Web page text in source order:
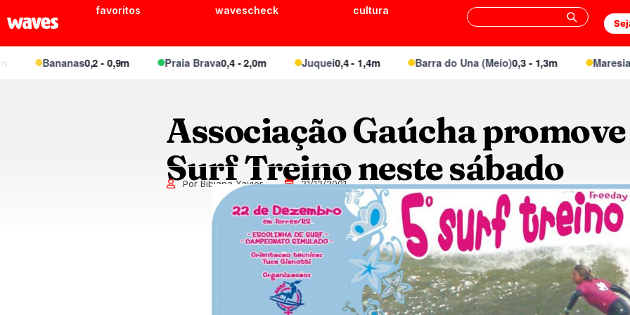
favoritos wavescheck cultura
Bananas0,2 - 0,9m Praia Brava0,4 - 2,0m Juquei0,4 - 1,4m Barra do Una (Meio)0,3 - 1,3m Maresias
Associação Gaúcha promove
Surf Treino neste sábado
Por Bibiana Xavier 21/12/2001